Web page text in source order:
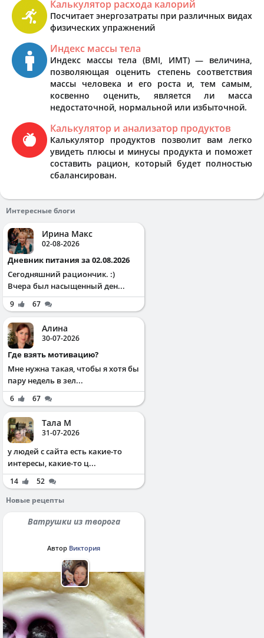
Калькулятор расхода калорий
Посчитает энергозатраты при различных видах
физических упражнений
Индекс массы тела
Индекс массы тела (BMI, ИМТ) — величина,
позволяющая оценить степень соответствия
массы человека и его роста и, тем самым,
косвенно оценить, является ли масса
недостаточной, нормальной или избыточной.
Калькулятор и анализатор продуктов
Калькулятор продуктов позволит вам легко
увидеть плюсы и минусы продукта и поможет
составить рацион, который будет полностью
сбалансирован.
Интересные блоги
Ирина Макс
02-08-2026
Дневник питания за 02.08.2026
Сегодняшний рациончик. :)
Вчера был насыщенный ден...
9 67
Алина
30-07-2026
Где взять мотивацию?
Мне нужна такая, чтобы я хотя бы
пару недель в зел...
6 67
Тала М
31-07-2026
у людей с сайта есть какие-то
интересы, какие-то ц...
14
52
Новые рецепты
Ватрушки из творога
Автор Виктория